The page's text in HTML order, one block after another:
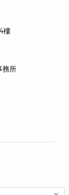
樓
務所